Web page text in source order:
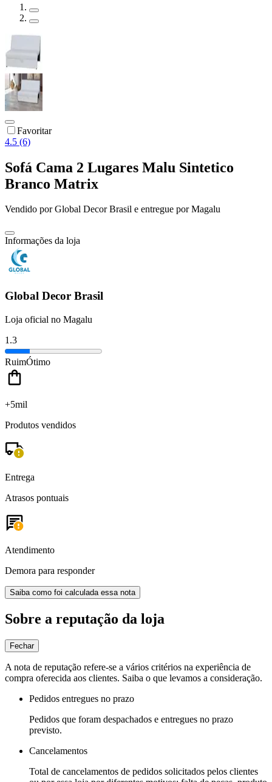
Favoritar
4.5 (6)
Sofá Cama 2 Lugares Malu Sintetico
Branco Matrix
Vendido porGlobal Decor Brasil e entregue por Magalu
Informações da loja
Global Decor Brasil
Loja oficial no Magalu
1.3
RuimÓtimo
+5mil
Produtos vendidos
Entrega
Atrasos pontuais
Atendimento
Demora para responder
Saiba como foi calculada essa nota
Sobre a reputação da loja
Fechar
A nota de reputação refere-se a vários critérios na experiência de
compra oferecida aos clientes. Saiba o que levamos a consideração.
Pedidos entregues no prazo
Pedidos que foram despachados e entregues no prazo
previsto.
Cancelamentos
Total de cancelamentos de pedidos solicitados pelos clientes